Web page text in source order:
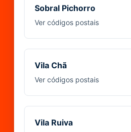
Sobral Pichorro
Ver códigos postais
Vila Chã
Ver códigos postais
Vila Ruiva